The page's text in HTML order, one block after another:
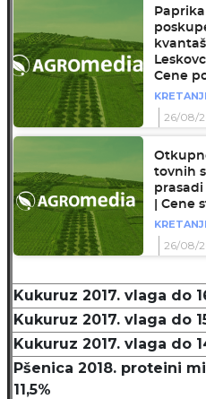
Cene
26/08/
tovnih
| Cene
26/08/
Kukuruz 2017. vlaga do
Kukuruz 2017. vlaga do
Kukuruz 2017. vlaga do
Pšenica 2018. proteini
11,5%